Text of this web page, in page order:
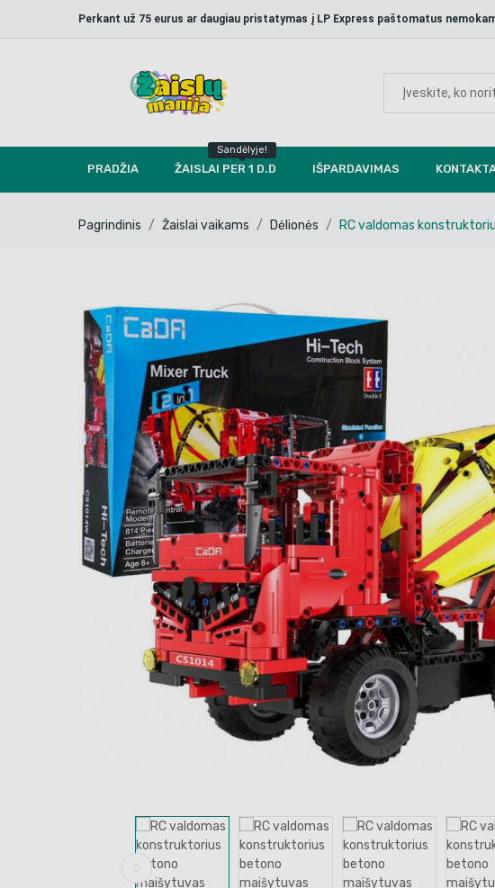
Perkant už 75 eurus ar daugiau pristatymas į LP Express paštomatus
PRADŽIA ŽAISLAI PER 1 D.D
Sandėlyje!
IŠPARDAVIMAS
Pagrindinis Žaislai vaikams Dėlionės RC valdomas